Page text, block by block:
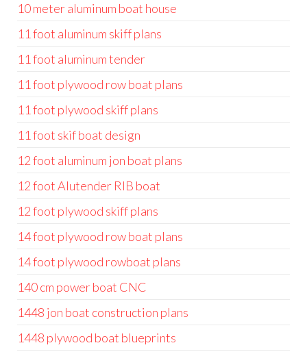
10 meter aluminum boat house
11 foot aluminum skiff plans
11 foot aluminum tender
11 foot plywood row boat plans
11 foot plywood skiff plans
11 foot skif boat design
12 foot aluminum jon boat plans
12 foot Alutender RIB boat
12 foot plywood skiff plans
14 foot plywood row boat plans
14 foot plywood rowboat plans
140 cm power boat CNC
1448 jon boat construction plans
1448 plywood boat blueprints